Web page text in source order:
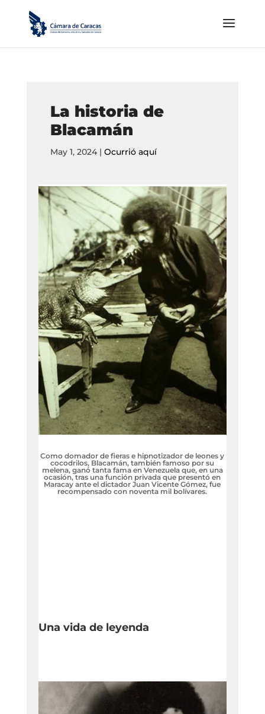
La historia de
Blacamán
May 1, 2024| Ocurrió aquí
Como domador de fieras e hipnotizador de leones y
cocodrilos, Blacamán, también famoso por su
melena, ganó tanta fama en Venezuela que, en una
ocasión, tras una función privada que presentó en
Maracay ante el dictador Juan Vicente Gómez, fue
recompensado con noventa mil bolívares.
Una vida de leyenda